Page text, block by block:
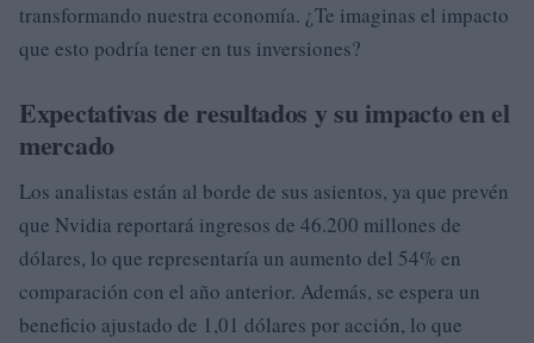
transformando nuestra economía. ¿Te imaginas el impacto
que esto podría tener en tus inversiones?
Expectativas de resultados y su impacto en el
mercado
Los analistas están al borde de sus asientos, ya que prevén
que Nvidia reportará ingresos de 46.200 millones de
dólares, lo que representaría un aumento del 54% en
comparación con el año anterior. Además, se espera un
beneficio ajustado de 1,01 dólares por acción, lo que